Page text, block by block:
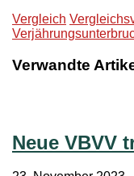
Vergleich
Verwandte
Neue VBVV